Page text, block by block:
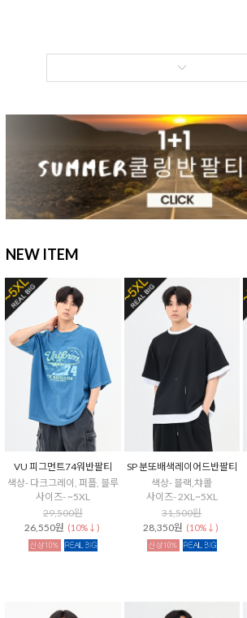
NEW ITEM
VU 피그먼트74워반팔티
색상- 다크그레이, 퍼플, 블루
사이즈- ~5XL
29,500원
26,550원 (10%↓)
SP 분또배색레이어드반팔티
색상- 블랙,챠콜
사이즈- 2XL~5XL
31,500원
28,350원 (10%↓)